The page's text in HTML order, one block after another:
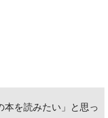
本を読みたい」と思っ